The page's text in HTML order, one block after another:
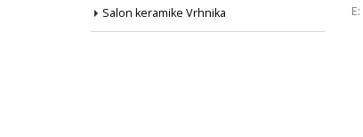
Salon keramike Vrhnika
E: